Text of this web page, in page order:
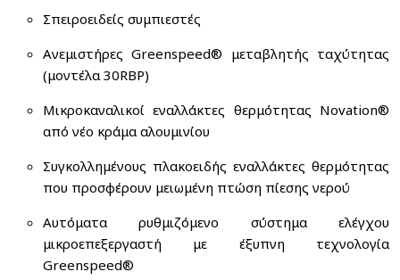
Σπειροειδείς συμπιεστές
Ανεμιστήρες Greenspeed® μεταβλητής ταχύτητας
(μοντέλα 30RBP)
Μικροκαναλικοί εναλλάκτες θερμότητας Novation®
από νέο κράμα αλουμινίου
Συγκολλημένους πλακοειδής εναλλάκτες θερμότητας
που προσφέρουν μειωμένη πτώση πίεσης νερού
Αυτόματα ρυθμιζόμενο σύστημα ελέγχου
μικροεπεξεργαστή με έξυπνη τεχνολογία
Greenspeed®